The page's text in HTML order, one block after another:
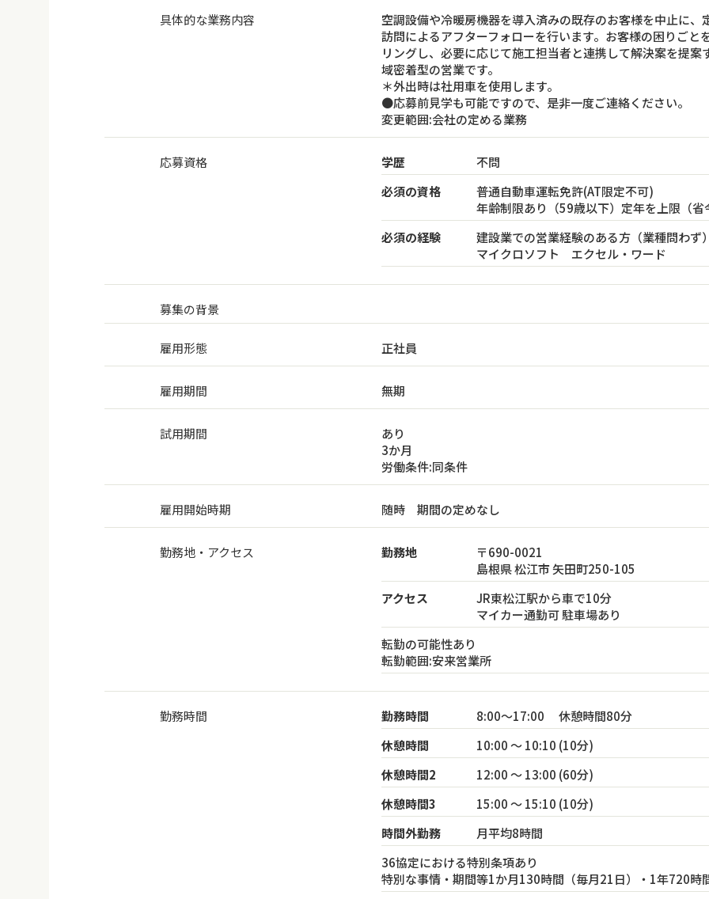
具体的な業務内容
空調設備や冷暖房機器を導入済みの既存のお客様を中止に、
訪問によるアフターフォローを行います。お客様の困りごと
リングし、必要に応じて施工担当者と連携して解決案を提案
域密着型の営業です。
＊外出時は社用車を使用します。
●応募前見学も可能ですので、是非一度ご連絡ください。
変更範囲:会社の定める業務
応募資格 学歴
不問
必須の資格
普通自動車運転免許(AT限定不可)
年齢制限あり（59歳以下）定年を上限（省
必須の経験
建設業での営業経験のある方（業種問わず
マイクロソフト エクセル・ワード
募集の背景
雇用形態 正社員
雇用期間 無期
試用期間
あり
3か月
労働条件:同条件
雇用開始時期 随時 期間の定めなし
勤務地・アクセス 勤務地
〒690-0021
島根県 松江市 矢田町250-105
アクセス
JR東松江駅から車で10分
マイカー通勤可 駐車場あり
転勤の可能性あり
転勤範囲:安来営業所
勤務時間 勤務時間
8:00～17:00 休憩時間80分
休憩時間
10:00 ～ 10:10 (10分)
休憩時間2
12:00 ～ 13:00 (60分)
休憩時間3
15:00 ～ 15:10 (10分)
時間外勤務
月平均8時間
36協定における特別条項あり
特別な事情・期間等1か月130時間（毎月21日）・1年720時